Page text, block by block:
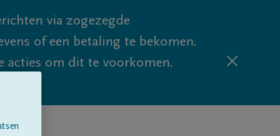
via zogezegde
of een betaling te bekomen.
acties om dit te voorkomen.